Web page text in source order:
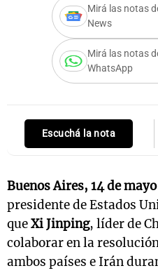
Mirá las notas
News
Mirá las notas
WhatsApp
Escuchá la nota
Buenos Aires, 14 de
presidente de Estados
queXi Jinping, líder de
colaborar en la
ambos países e Irán